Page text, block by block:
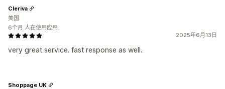
2025年6月13日
very great service. fast response as well.
Cleriva
美国
6个月 人在使用应用
Shoppage UK